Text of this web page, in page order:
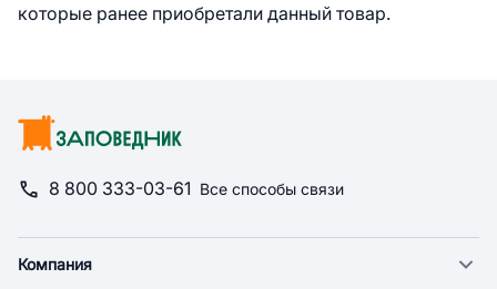
которые ранее приобретали данный товар.
8 800 333-03-61 Все способы связи
Компания